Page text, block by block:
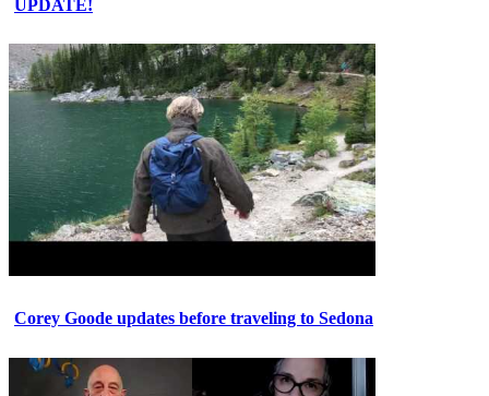
UPDATE!
Corey Goode updates before traveling to Sedona